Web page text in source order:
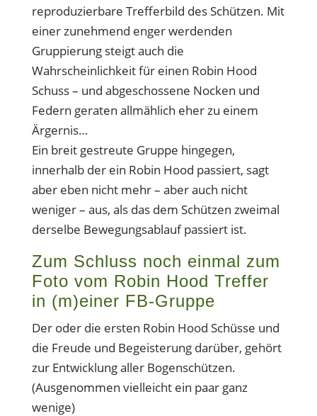
reproduzierbare Trefferbild des Schützen. Mit
einer zunehmend enger werdenden
Gruppierung steigt auch die
Wahrscheinlichkeit für einen Robin Hood
Schuss – und abgeschossene Nocken und
Federn geraten allmählich eher zu einem
Ärgernis…
Ein breit gestreute Gruppe hingegen,
innerhalb der ein Robin Hood passiert, sagt
aber eben nicht mehr – aber auch nicht
weniger – aus, als das dem Schützen zweimal
derselbe Bewegungsablauf passiert ist.
Zum Schluss noch einmal zum
Foto vom Robin Hood Treffer
in (m)einer FB-Gruppe
Der oder die ersten Robin Hood Schüsse und
die Freude und Begeisterung darüber, gehört
zur Entwicklung aller Bogenschützen.
(Ausgenommen vielleicht ein paar ganz
wenige)